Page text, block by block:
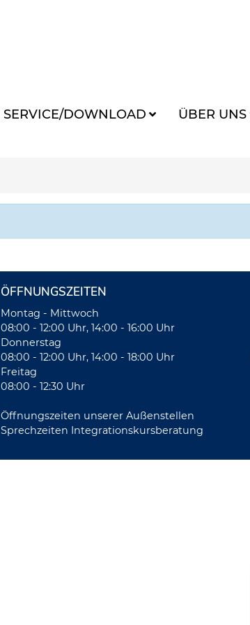
SERVICE/DOWNLOAD ÜBER UNS
ÖFFNUNGSZEITEN
Montag - Mittwoch
08:00 - 12:00 Uhr, 14:00 - 16:00 Uhr
Donnerstag
08:00 - 12:00 Uhr, 14:00 - 18:00 Uhr
Freitag
08:00 - 12:30 Uhr
Öffnungszeiten unserer Außenstellen
Sprechzeiten Integrationskursberatung